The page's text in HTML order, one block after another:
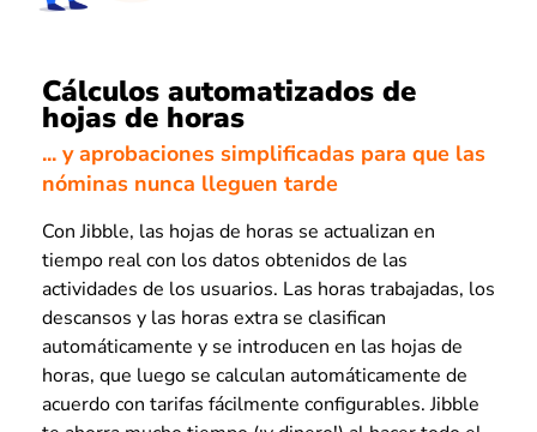
Cálculos automatizados de
hojas de horas
... y aprobaciones simplificadas para que las
nóminas nunca lleguen tarde
Con Jibble, las hojas de horas se actualizan en
tiempo real con los datos obtenidos de las
actividades de los usuarios. Las horas trabajadas, los
descansos y las horas extra se clasifican
automáticamente y se introducen en las hojas de
horas, que luego se calculan automáticamente de
acuerdo con tarifas fácilmente configurables. Jibble